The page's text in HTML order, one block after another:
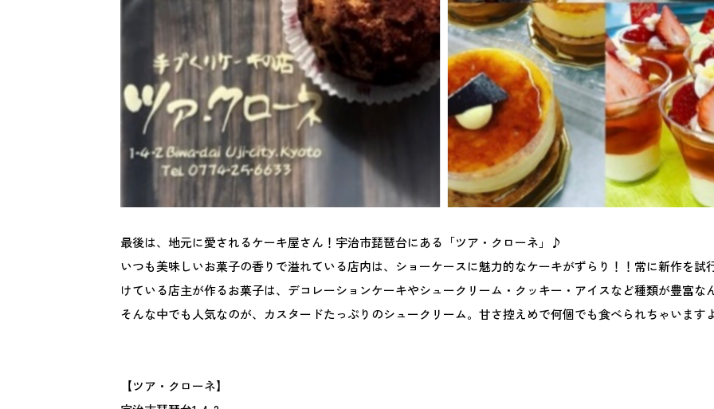
最後は、地元に愛されるケーキ屋さん！宇治市琵琶台にある「ツア・クローネ」♪
いつも美味しいお菓子の香りで溢れている店内は、ショーケースに魅力的なケーキがずらり！！常に新作を試
けている店主が作るお菓子は、デコレーションケーキやシュークリーム・クッキー・アイスなど種類が豊富
そんな中でも人気なのが、カスタードたっぷりのシュークリーム。甘さ控えめで何個でも食べられちゃいま
【ツア・クローネ】